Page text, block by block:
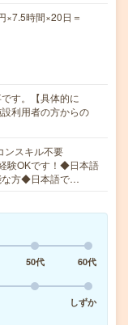
×7.5時間×20日＝
す。【具体的に
利用者の方からの
ンスキル不要
験OKです！◆日本語
な方◆日本語で…
50代
60代
しずか